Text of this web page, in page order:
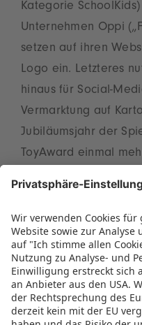
Kategorie
Unternehmen Oppi
setzen auf ihren
Logo ein. Letzteres
hinaus für Social-
Vermarktung auf
Jubiläumsjahr der
ToyAward einmal
Weitere
die bisherigen
offiziellen Website: